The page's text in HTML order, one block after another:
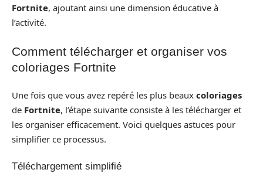
Fortnite, ajoutant ainsi une dimension éducative à
l’activité.
Comment télécharger et organiser vos
coloriages Fortnite
Une fois que vous avez repéré les plus beaux coloriages
de Fortnite, l’étape suivante consiste à les télécharger et
les organiser efficacement. Voici quelques astuces pour
simplifier ce processus.
Téléchargement simplifié